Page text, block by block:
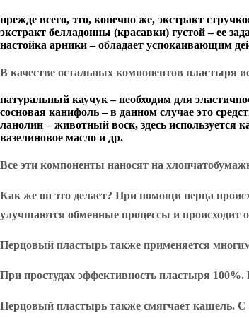
прежде всего, это, конечно же, экстракт
экстракт белладонны (красавки) густой – ее
настойка арники – обладает успокаивающим
В качестве остальных компонентов пластыря
натуральный каучук – необходим для
сосновая канифоль – в данном случае это
ланолин – животный воск, здесь используется
вазелиновое масло и др.
Все эти компоненты наносят на
Как же он это делает? При помощи перца
улучшаются обменные процессы и происходит
Перцовый пластырь также применяется
При простудах эффективность пластыря 100%.
Перцовый пластырь также смягчает кашель. С